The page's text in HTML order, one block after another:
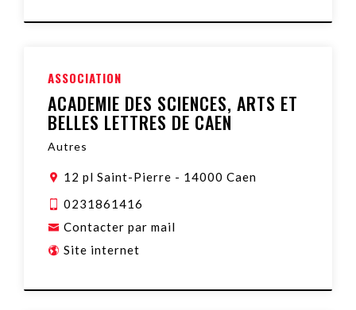
ASSOCIATION
ACADEMIE DES SCIENCES, ARTS ET
BELLES LETTRES DE CAEN
Autres
12 pl Saint-Pierre - 14000 Caen
0231861416
Contacter par mail
Site internet